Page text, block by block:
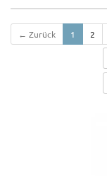
← Zurück 1 2